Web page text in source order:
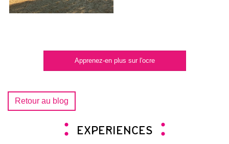
Apprenez-en plus sur l'ocre
Retour au blog
EXPERIENCES